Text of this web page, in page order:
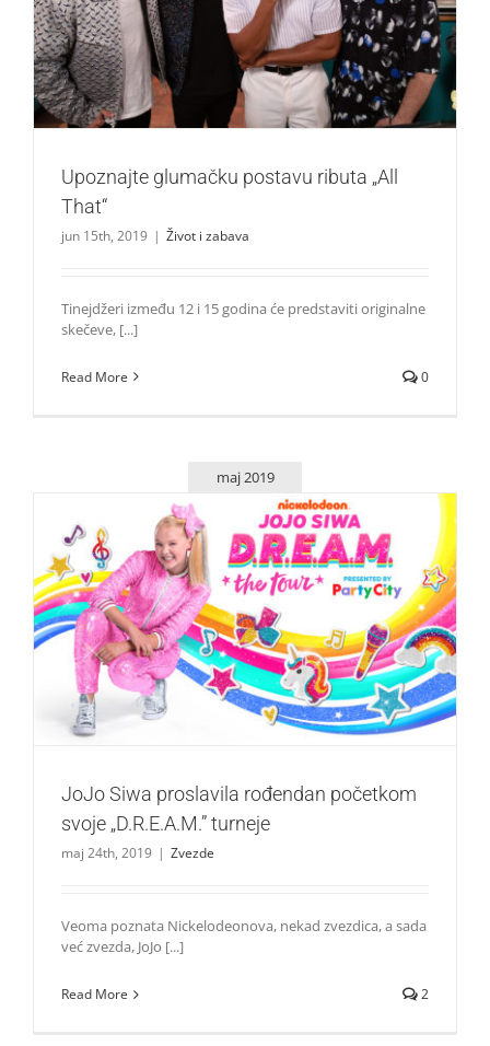
Upoznajte glumačku postavu ributa „All That“
Život i zabava
Upoznajte glumačku postavu ributa „All
That“
jun 15th, 2019 | Život i zabava
Tinejdžeri između 12 i 15 godina će predstaviti originalne
skečeve, [...]
Read More 0
maj 2019
JoJo Siwa proslavila rođendan početkom svoje
„D.R.E.A.M.” turneje
Zvezde
JoJo Siwa proslavila rođendan početkom
svoje „D.R.E.A.M.” turneje
maj 24th, 2019 | Zvezde
Veoma poznata Nickelodeonova, nekad zvezdica, a sada
već zvezda, JoJo [...]
Read More 2